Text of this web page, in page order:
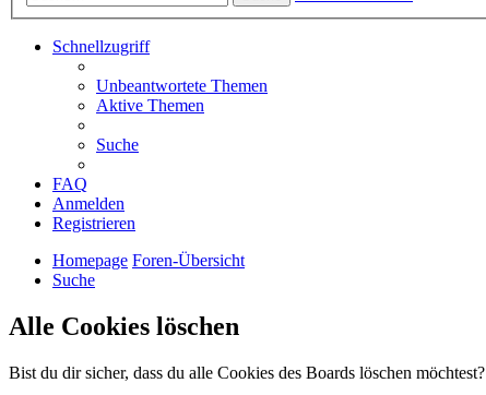
Schnellzugriff
Unbeantwortete Themen
Aktive Themen
Suche
FAQ
Anmelden
Registrieren
Homepage Foren-Übersicht
Suche
Alle Cookies löschen
Bist du dir sicher, dass du alle Cookies des Boards löschen möchtest?